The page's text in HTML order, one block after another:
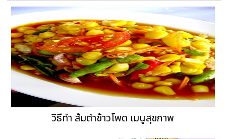
วิธีทำ ส้มตำข้าวโพด เมนูสุขภาพ